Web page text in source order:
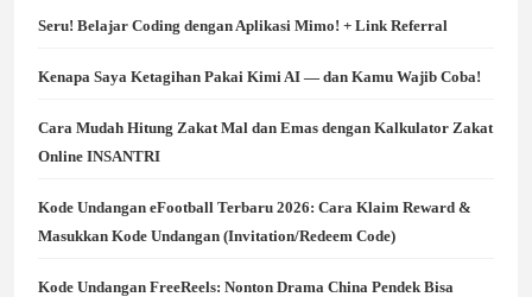
Seru! Belajar Coding dengan Aplikasi Mimo! + Link Referral
Kenapa Saya Ketagihan Pakai Kimi AI — dan Kamu Wajib Coba!
Cara Mudah Hitung Zakat Mal dan Emas dengan Kalkulator Zakat
Online INSANTRI
Kode Undangan eFootball Terbaru 2026: Cara Klaim Reward &
Masukkan Kode Undangan (Invitation/Redeem Code)
Kode Undangan FreeReels: Nonton Drama China Pendek Bisa